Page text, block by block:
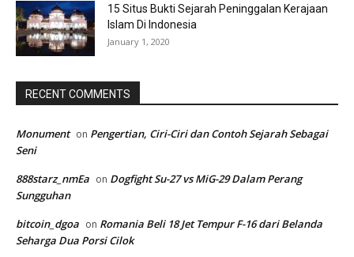
15 Situs Bukti Sejarah Peninggalan Kerajaan
Islam Di Indonesia
January 1, 2020
RECENT COMMENTS
Monument on Pengertian, Ciri-Ciri dan Contoh Sejarah Sebagai
Seni
888starz_nmEa on Dogfight Su-27 vs MiG-29 Dalam Perang
Sungguhan
bitcoin_dgoa on Romania Beli 18 Jet Tempur F-16 dari Belanda
Seharga Dua Porsi Cilok